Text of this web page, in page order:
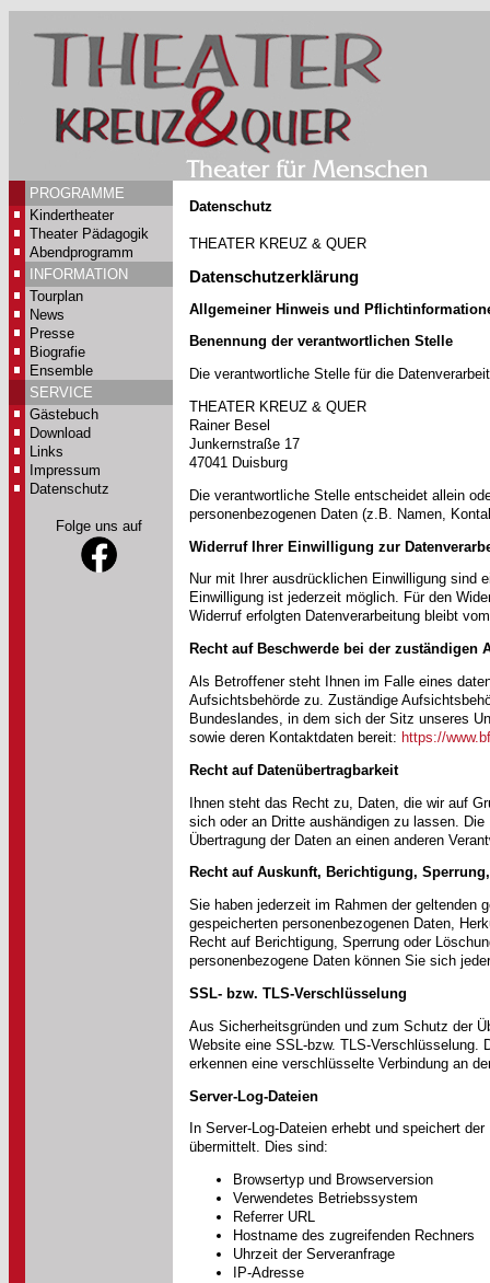
PROGRAMME
Kindertheater
Theater Pädagogik
Abendprogramm
INFORMATION
Tourplan
News
Presse
Biografie
Ensemble
SERVICE
Gästebuch
Download
Links
Impressum
Datenschutz
Folge uns auf
Datenschutz
THEATER KREUZ & QUER
Datenschutzerklärung
Allgemeiner Hinweis und
Benennung der verantwortlichen Stelle
Die verantwortliche Stelle für die
THEATER KREUZ & QUER
Rainer Besel
Junkernstraße 17
47041 Duisburg
Die verantwortliche Stelle entscheidet allein
personenbezogenen Daten (z.B. Namen,
Widerruf Ihrer Einwilligung zur
Nur mit Ihrer ausdrücklichen Einwilligung sind
Einwilligung ist jederzeit möglich. Für den
Widerruf erfolgten Datenverarbeitung bleibt
Recht auf Beschwerde bei der zuständigen
Als Betroffener steht Ihnen im Falle eines
Aufsichtsbehörde zu. Zuständige
Bundeslandes, in dem sich der Sitz unseres
sowie deren Kontaktdaten bereit: https://
Recht auf Datenübertragbarkeit
Ihnen steht das Recht zu, Daten, die wir auf
sich oder an Dritte aushändigen zu lassen.
Übertragung der Daten an einen anderen
Recht auf Auskunft, Berichtigung,
Sie haben jederzeit im Rahmen der geltenden
gespeicherten personenbezogenen Daten,
Recht auf Berichtigung, Sperrung oder
personenbezogene Daten können Sie sich
SSL- bzw. TLS-Verschlüsselung
Aus Sicherheitsgründen und zum Schutz der
Website eine SSL-bzw. TLS-
erkennen eine verschlüsselte Verbindung an
Server-Log-Dateien
In Server-Log-Dateien erhebt und speichert
übermittelt. Dies sind:
Browsertyp und Browserversion
Verwendetes Betriebssystem
Referrer URL
Hostname des zugreifenden Rechners
Uhrzeit der Serveranfrage
IP-Adresse